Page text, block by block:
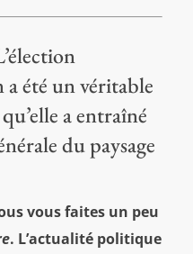
été un véritable
a entraîné
du paysage
vous faites un peu
. L’actualité politique